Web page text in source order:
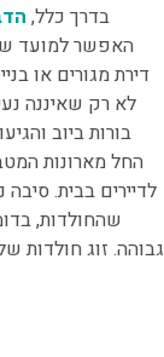
בדרך כלל,
האפשר למועד
דירת מגורים או
לא רק שאיננה
בורות ביוב
החל מארונות
לדיירים בבית.
שהחולדות,
גבוהה. זוג